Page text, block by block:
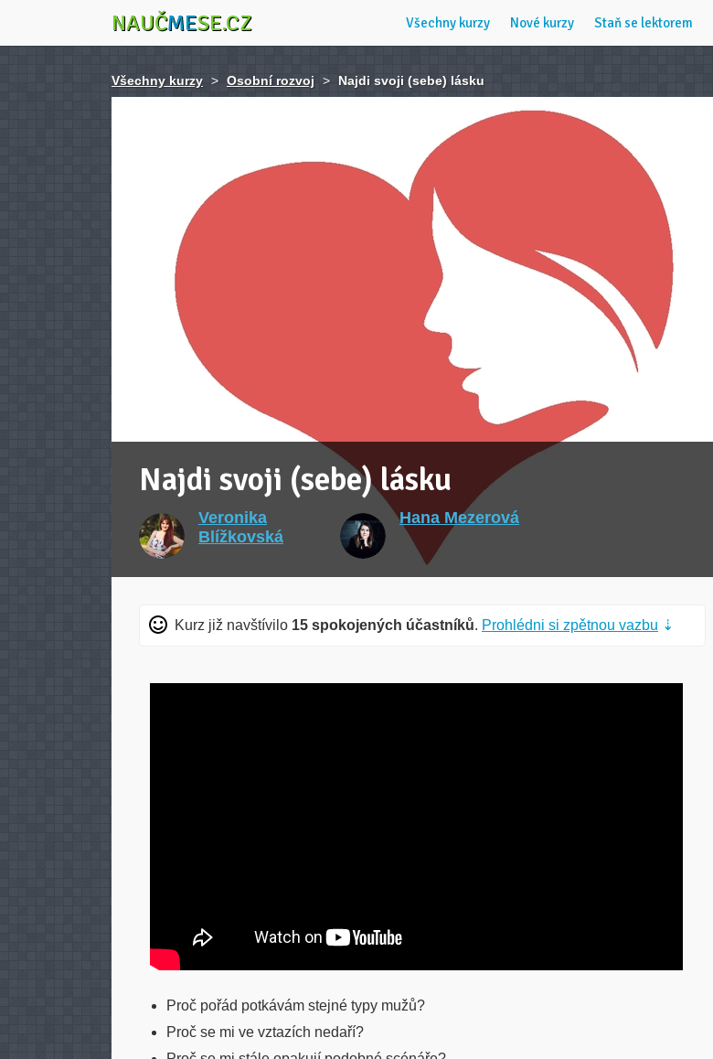
NAUČMESE.CZ Všechny kurzy Nové kurzy Staň se lektorem
Všechny kurzy > Osobní rozvoj > Najdi svoji (sebe) lásku
Najdi svoji (sebe) lásku
Veronika
Blížkovská
Hana Mezerová
Kurz již navštívilo 15 spokojených účastníků. Prohlédni si zpětnou vazbu ⇣
Proč pořád potkávám stejné typy mužů?
Proč se mi ve vztazích nedaří?